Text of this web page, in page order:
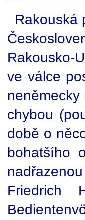
Rakouská
Rakousko-
ve válce
neněmecky
chybou
době o
bohatšího
Friedrich